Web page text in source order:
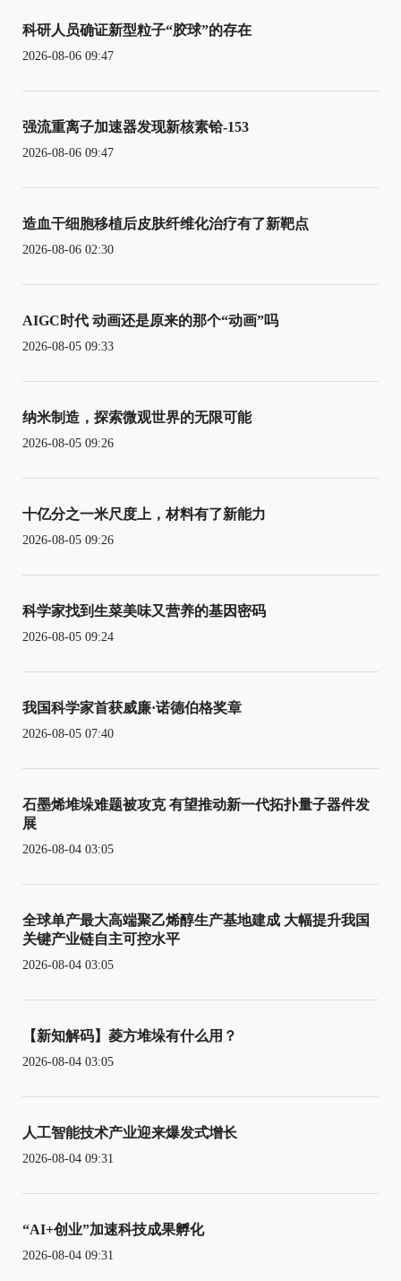
科研人员确证新型粒子“胶球”的存在
2026-08-06 09:47
强流重离子加速器发现新核素铪-153
2026-08-06 09:47
造血干细胞移植后皮肤纤维化治疗有了新靶点
2026-08-06 02:30
AIGC时代 动画还是原来的那个“动画”吗
2026-08-05 09:33
纳米制造，探索微观世界的无限可能
2026-08-05 09:26
十亿分之一米尺度上，材料有了新能力
2026-08-05 09:26
科学家找到生菜美味又营养的基因密码
2026-08-05 09:24
我国科学家首获威廉·诺德伯格奖章
2026-08-05 07:40
石墨烯堆垛难题被攻克 有望推动新一代拓扑量子器件发
展
2026-08-04 03:05
全球单产最大高端聚乙烯醇生产基地建成 大幅提升我国
关键产业链自主可控水平
2026-08-04 03:05
【新知解码】菱方堆垛有什么用？
2026-08-04 03:05
人工智能技术产业迎来爆发式增长
2026-08-04 09:31
“AI+创业”加速科技成果孵化
2026-08-04 09:31